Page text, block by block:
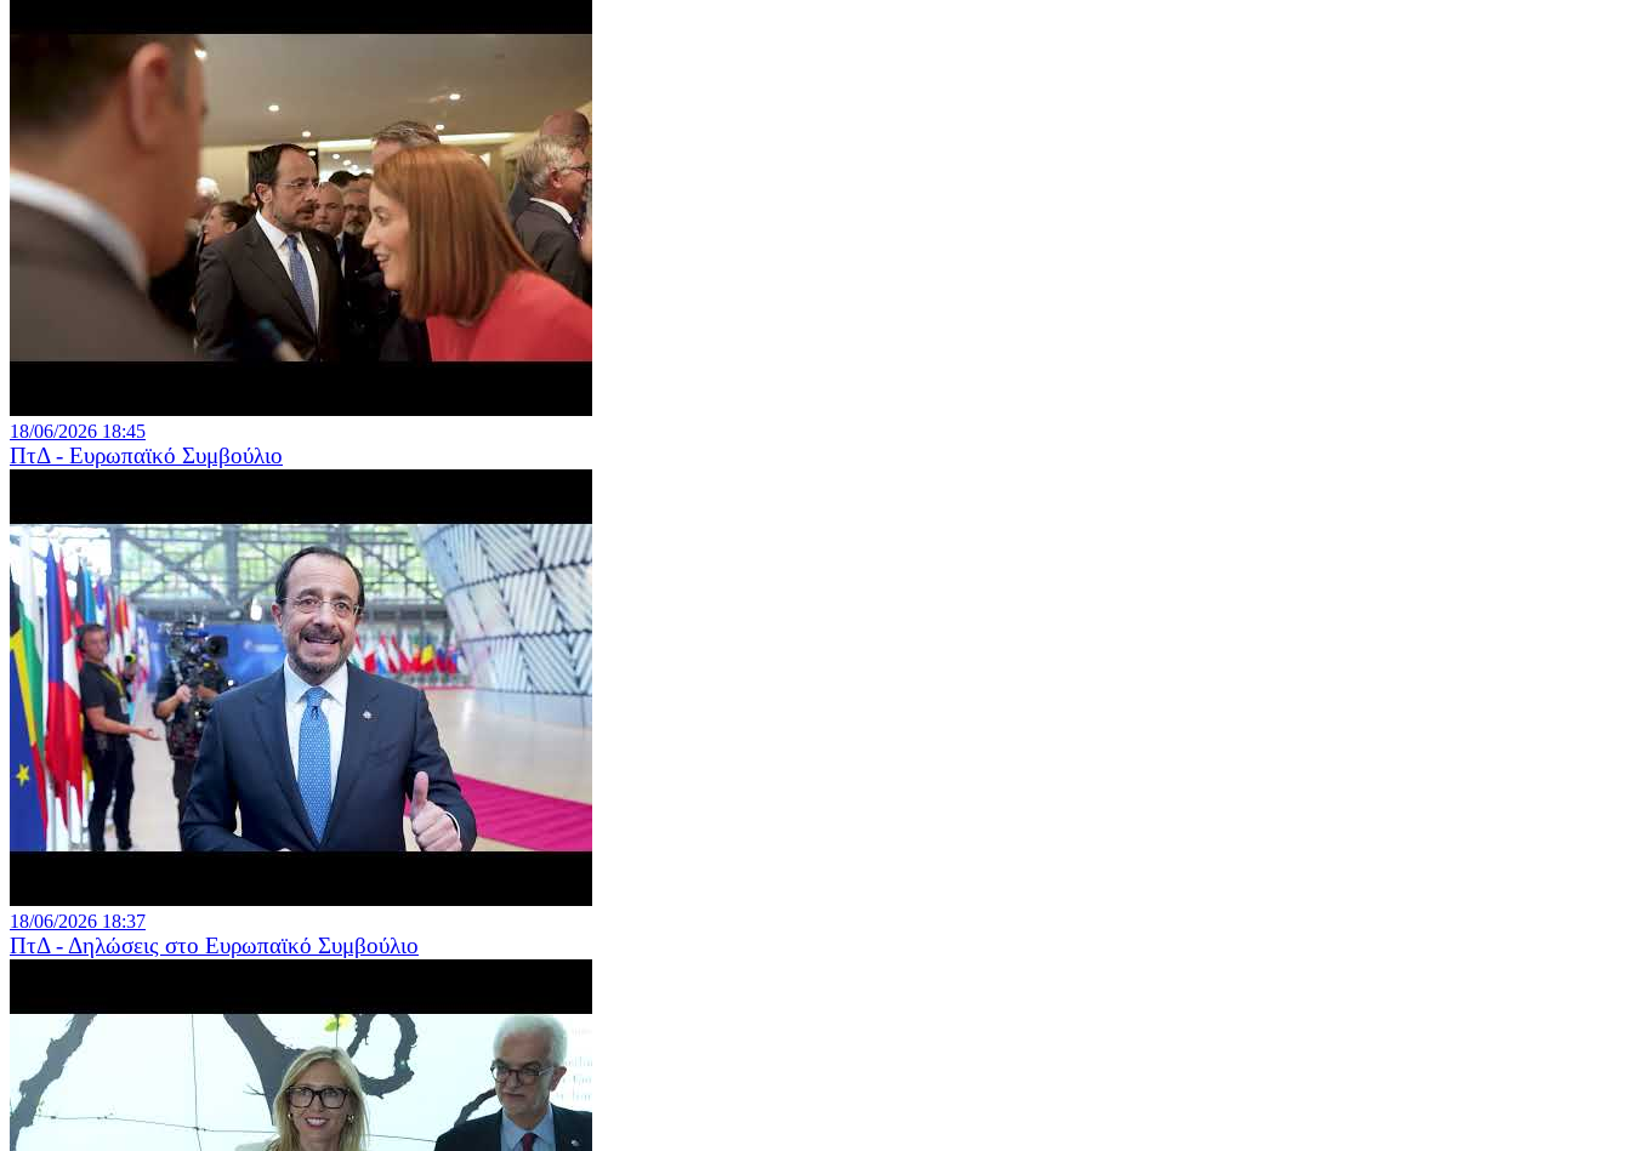
18/06/2026 18:45
ΠτΔ - Ευρωπαϊκό Συμβούλιο
18/06/2026 18:37
ΠτΔ - Δηλώσεις στο Ευρωπαϊκό Συμβούλιο